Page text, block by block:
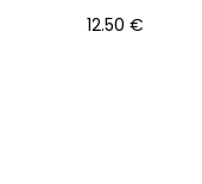
12.50 €